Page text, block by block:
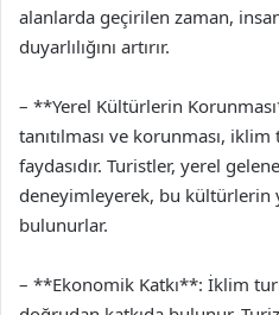
alanlarda geçirilen zaman,
duyarlılığını artırır.
– **Yerel Kültürlerin
tanıtılması ve korunması,
faydasıdır. Turistler, yerel
deneyimleyerek, bu kültürlerin
bulunurlar.
– **Ekonomik Katkı**: İklim